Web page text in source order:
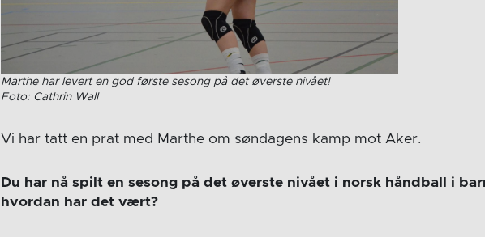
Marthe har levert en god første sesong på det øverste nivået!
Foto: Cathrin Wall
Vi har tatt en prat med Marthe om søndagens kamp mot Aker.
Du har nå spilt en sesong på det øverste nivået i norsk håndball i
hvordan har det vært?